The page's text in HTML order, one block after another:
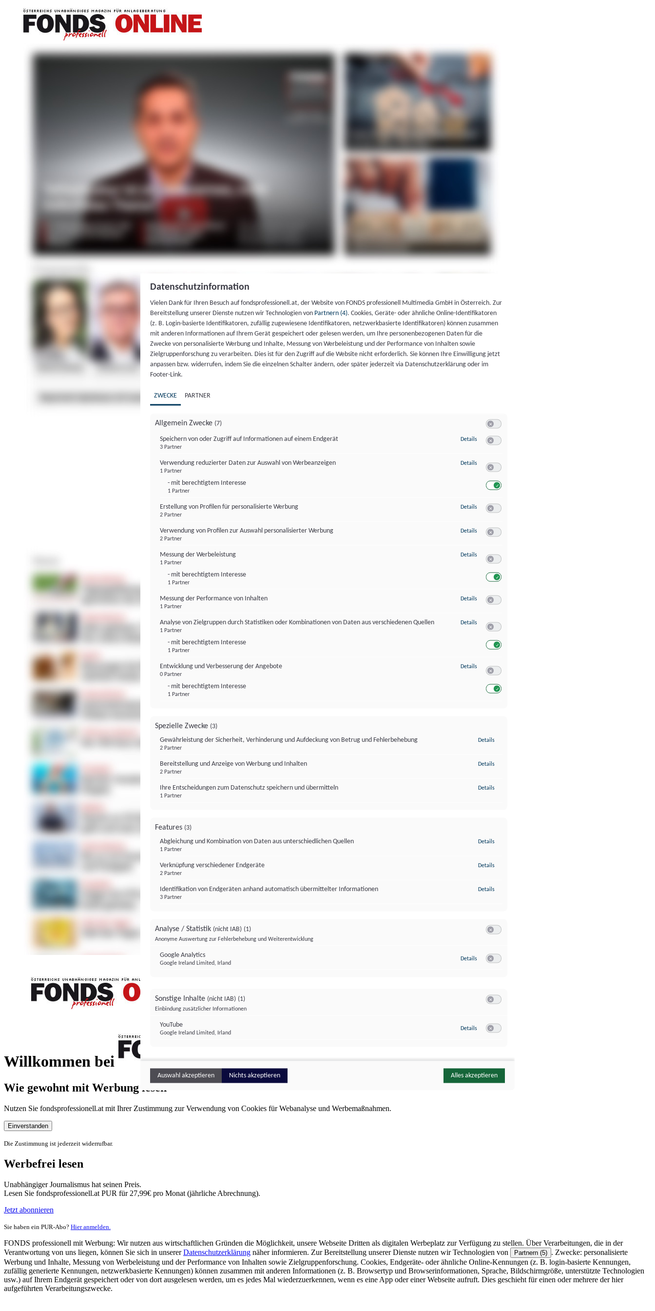
Willkommen bei
FONDS professionell
Wie gewohnt mit Werbung lesen
Nutzen Sie fondsprofessionell.at mit Ihrer Zustimmung zur Verwendung von Cookies für Webanalyse und Werbemaßnahmen.
Einverstanden
Die Zustimmung ist jederzeit widerrufbar.
Werbefrei lesen
Unabhängiger Journalismus hat seinen Preis.
Lesen Sie fondsprofessionell.at PUR für 27,99€ pro Monat (jährliche Abrechnung).
Jetzt abonnieren
Sie haben ein PUR-Abo? Hier anmelden.
FONDS professionell mit Werbung: Wir nutzen aus wirtschaftlichen Gründen die Möglichkeit, unsere Webseite Dritten als digitalen Werbeplatz zur Verfügung zu stellen. Über Verarbeitungen, die in der
Verantwortung von uns liegen, können Sie sich in unsererDatenschutzerklärung näher informieren. Zur Bereitstellung unserer Dienste nutzen wir Technologien von Partnern (5) . Zwecke: personalisierte
Werbung und Inhalte, Messung von Werbeleistung und der Performance von Inhalten sowie Zielgruppenforschung. Cookies, Endgeräte- oder ähnliche Online-Kennungen (z. B. login-basierte Kennungen,
zufällig generierte Kennungen, netzwerkbasierte Kennungen) können zusammen mit anderen Informationen (z. B. Browsertyp und Browserinformationen, Sprache, Bildschirmgröße, unterstützte Technologien
usw.) auf Ihrem Endgerät gespeichert oder von dort ausgelesen werden, um es jedes Mal wiederzuerkennen, wenn es eine App oder einer Webseite aufruft. Dies geschieht für einen oder mehrere der hier
aufgeführten Verarbeitungszwecke.
Datenschutzinformation
Vielen Dank für Ihren Besuch auf fondsprofessionell.at, der Website von FONDS professionell Multimedia GmbH in Österreich. Zur
Bereitstellung unserer Dienste nutzen wir Technologien von Partnern (4). Cookies, Geräte- oder ähnliche Online-Identifikatoren
(z. B. Login-basierte Identifikatoren, zufällig zugewiesene Identifikatoren, netzwerkbasierte Identifikatoren) können zusammen
mit anderen Informationen auf Ihrem Gerät gespeichert oder gelesen werden, um Ihre personenbezogenen Daten für die
Zwecke von personalisierte Werbung und Inhalte, Messung von Werbeleistung und der Performance von Inhalten sowie
Zielgruppenforschung zu verarbeiten. Dies ist für den Zugriff auf die Website nicht erforderlich. Sie können Ihre Einwilligung jetzt
anpassen bzw. widerrufen, indem Sie die einzelnen Schalter ändern, oder später jederzeit via Datenschutzerklärung oder im
Footer-Link.
ZWECKE PARTNER
Allgemein Zwecke (7)
Speichern von oder Zugriff auf Informationen auf einem Endgerät
3 Partner
Details zu Speichern von oder Zugriff auf Informationen auf einem Endgerät
Verwendung reduzierter Daten zur Auswahl von Werbeanzeigen
1 Partner
- mit berechtigtem Interesse
1 Partner
Details zu Verwendung reduzierter Daten zur Auswahl von Werbeanzeigen
Erstellung von Profilen für personalisierte Werbung
2 Partner
Details zu Erstellung von Profilen für personalisierte Werbung
Verwendung von Profilen zur Auswahl personalisierter Werbung
2 Partner
Details zu Verwendung von Profilen zur Auswahl personalisierter Werbung
Messung der Werbeleistung
1 Partner
- mit berechtigtem Interesse
1 Partner
Details zu Messung der Werbeleistung
Messung der Performance von Inhalten
1 Partner
Details zu Messung der Performance von Inhalten
Analyse von Zielgruppen durch Statistiken oder Kombinationen von Daten aus verschiedenen Quellen
1 Partner
- mit berechtigtem Interesse
1 Partner
Details zu Analyse von Zielgruppen durch Statistiken oder Kombinationen von
Entwicklung und Verbesserung der Angebote
0 Partner
- mit berechtigtem Interesse
1 Partner
Details zu Entwicklung und Verbesserung der Angebote
Spezielle Zwecke (3)
Gewährleistung der Sicherheit, Verhinderung und Aufdeckung von Betrug und Fehlerbehebung
2 Partner
Details
Bereitstellung und Anzeige von Werbung und Inhalten
2 Partner
Details
Ihre Entscheidungen zum Datenschutz speichern und übermitteln
1 Partner
Details
Features (3)
Abgleichung und Kombination von Daten aus unterschiedlichen Quellen
1 Partner
Details
Verknüpfung verschiedener Endgeräte
2 Partner
Details
Identifikation von Endgeräten anhand automatisch übermittelter Informationen
3 Partner
Details
Analyse / Statistik (nicht IAB) (1)
Anonyme Auswertung zur Fehlerbehebung und Weiterentwicklung
Google Analytics
Google Ireland Limited, Irland
Details zu Google Analytics
Sonstige Inhalte (nicht IAB) (1)
Einbindung zusätzlicher Informationen
YouTube
Google Ireland Limited, Irland
Details zu YouTube
Auswahl akzeptieren Nichts akzeptieren Alles akzeptieren